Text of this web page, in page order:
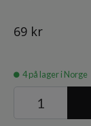
69 kr
4på lager i Norge